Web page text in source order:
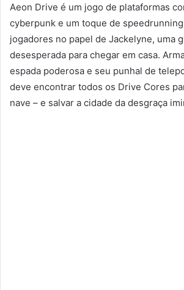
Aeon Drive é um jogo de plataformas
cyberpunk e um toque de
jogadores no papel de Jackelyne, uma
desesperada para chegar em casa.
espada poderosa e seu punhal de
deve encontrar todos os Drive Cores
nave – e salvar a cidade da desgraça